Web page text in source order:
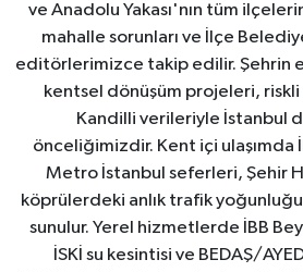
ve Anadolu Yakası'nın tüm
mahalle sorunları ve İlçe
editörlerimizce takip edilir. Şehrin
kentsel dönüşüm projeleri, riskli
Kandilli verileriyle İstanbul
önceliğimizdir. Kent içi ulaşımda
Metro İstanbul seferleri, Şehir
köprülerdeki anlık trafik
sunulur. Yerel hizmetlerde İBB
İSKİ su kesintisi ve BEDAŞ/